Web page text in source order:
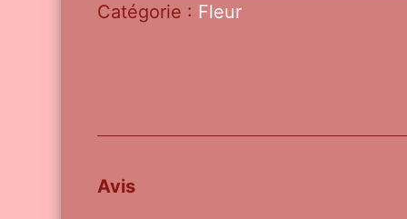
Catégorie : Fleur
Avis